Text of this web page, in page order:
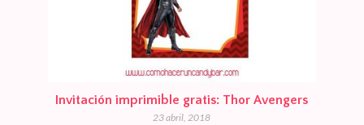
Invitación imprimible gratis: Thor Avengers
23 abril, 2018